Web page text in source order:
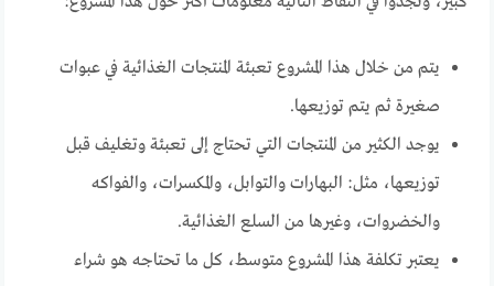
يتم من خلال هذا المشروع تعبئة المنتجات الغذائية في عبوات
صغيرة ثم يتم توزيعها.
يوجد الكثير من المنتجات التي تحتاج إلى تعبئة وتغليف قبل
توزيعها، مثل: البهارات والتوابل، والمكسرات، والفواكه
والخضروات، وغيرها من السلع الغذائية.
يعتبر تكلفة هذا المشروع متوسط، كل ما تحتاجه هو شراء